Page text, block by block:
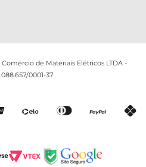
Comércio de Materiais Elétricos LTDA -
0001-37